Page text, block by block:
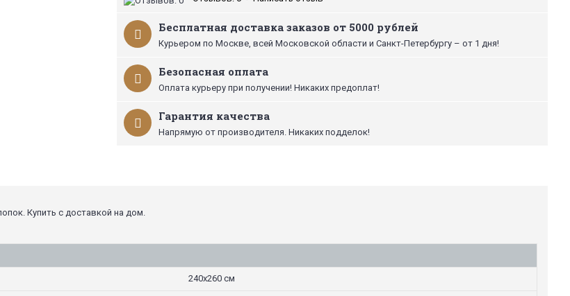
Бесплатная доставка заказов от 5000 рублей
Курьером по Москве, всей Московской области и Санкт-Петербургу – от 1 дня!
Безопасная оплата
Оплата курьеру при получении! Никаких предоплат!
Гарантия качества
Напрямую от производителя. Никаких подделок!
Купить с доставкой на дом.
240х260 см